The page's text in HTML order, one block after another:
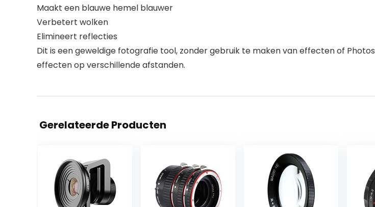
Maakt een blauwe hemel blauwer
Verbetert wolken
Elimineert reflecties
Dit is een geweldige fotografie tool, zonder gebruik te maken van effecten of
effecten op verschillende afstanden.
Gerelateerde Producten